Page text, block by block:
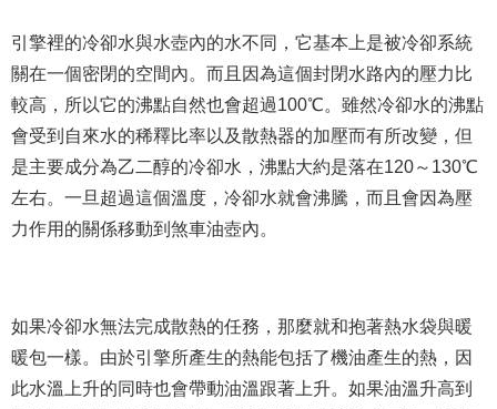
引擎裡的冷卻水與水壺內的水不同，它基本上是被冷卻系統
關在一個密閉的空間內。而且因為這個封閉水路內的壓力比
較高，所以它的沸點自然也會超過100℃。雖然冷卻水的沸點
會受到自來水的稀釋比率以及散熱器的加壓而有所改變，但
是主要成分為乙二醇的冷卻水，沸點大約是落在120～130℃
左右。一旦超過這個溫度，冷卻水就會沸騰，而且會因為壓
力作用的關係移動到煞車油壺內。
如果冷卻水無法完成散熱的任務，那麼就和抱著熱水袋與暖
暖包一樣。由於引擎所產生的熱能包括了機油產生的熱，因
此水溫上升的同時也會帶動油溫跟著上升。如果油溫升高到